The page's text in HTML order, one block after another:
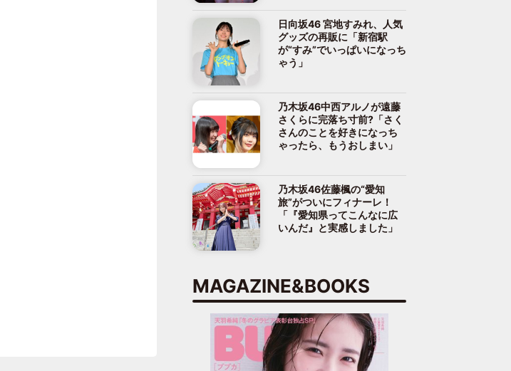
日向坂46 宮地すみれ、人気
グッズの再販に「新宿駅
が“すみ”でいっぱいになっち
ゃう」
乃木坂46中西アルノが遠藤
さくらに完落ち寸前?「さく
さんのことを好きになっち
ゃったら、もうおしまい」
乃木坂46佐藤楓の“愛知
旅”がついにフィナーレ！
「『愛知県ってこんなに広
いんだ』と実感しました」
MAGAZINE&BOOKS